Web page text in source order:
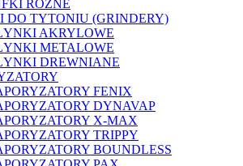
RÓŻNE
DO TYTONIU (GRINDERY)
AKRYLOWE
METALOWE
DREWNIANE
FENIX
DYNAVAP
X-MAX
TRIPPY
BOUNDLESS